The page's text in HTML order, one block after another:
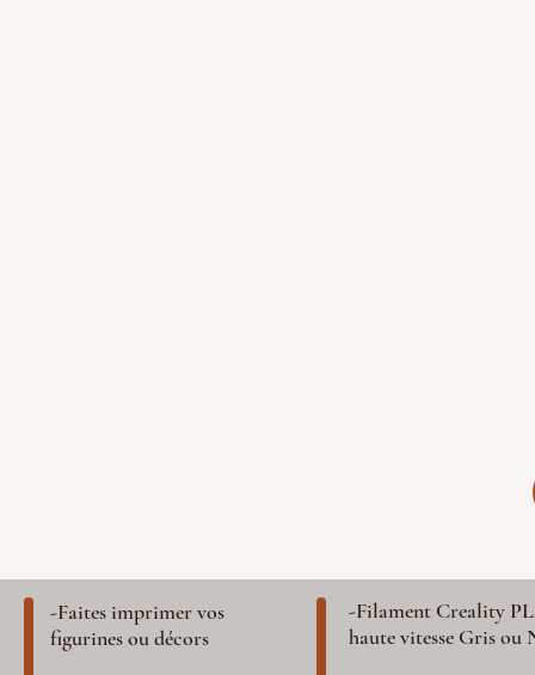
-Faites imprimer vos
figurines ou décors
-Filament Creality
haute vitesse Gris ou